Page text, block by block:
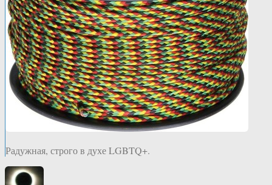
Радужная, строго в духе LGBTQ+.